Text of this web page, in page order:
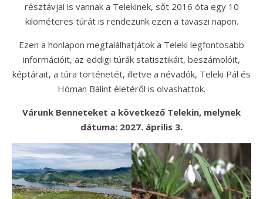
résztávjai is vannak a Telekinek, sőt 2016 óta egy 10
kilométeres túrát is rendezünk ezen a tavaszi napon.
Ezen a honlapon megtalálhatjátok a Teleki legfontosabb
információit, az eddigi túrák statisztikáit, beszámolóit,
képtárait, a túra történetét, illetve a névadók, Teleki Pál és
Hóman Bálint életéről is olvashattok.
Várunk Benneteket a következő Telekin, melynek
dátuma: 2027. április 3.